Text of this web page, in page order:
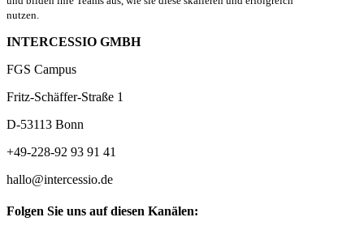
nutzen.
INTERCESSIO GMBH
FGS Campus
Fritz-Schäffer-Straße 1
D-53113 Bonn
+49-228-92 93 91 41
hallo@intercessio.de
Folgen Sie uns auf diesen Kanälen: